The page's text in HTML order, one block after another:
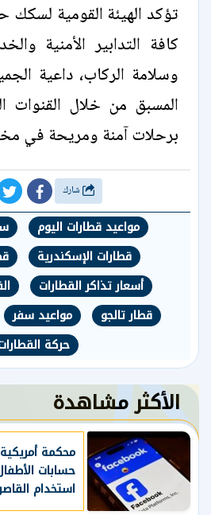
تؤكد الهيئة القومية
كافة التدابير الأمنية
وسلامة الركاب، داعية
المسبق من خلال القنوات
برحلات آمنة ومريحة في
مواعيد قطارات اليوم
قطارات الإسكندرية
أسعار تذاكر القطارات
قطار تالجو
مواعيد سفر
حركة
الأكثر مشاهدة
محكمة
استخدام